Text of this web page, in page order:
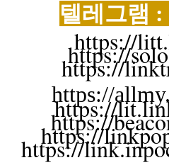
텔레그램
https://
https://
https://
https://
https://
https://
https://
https://